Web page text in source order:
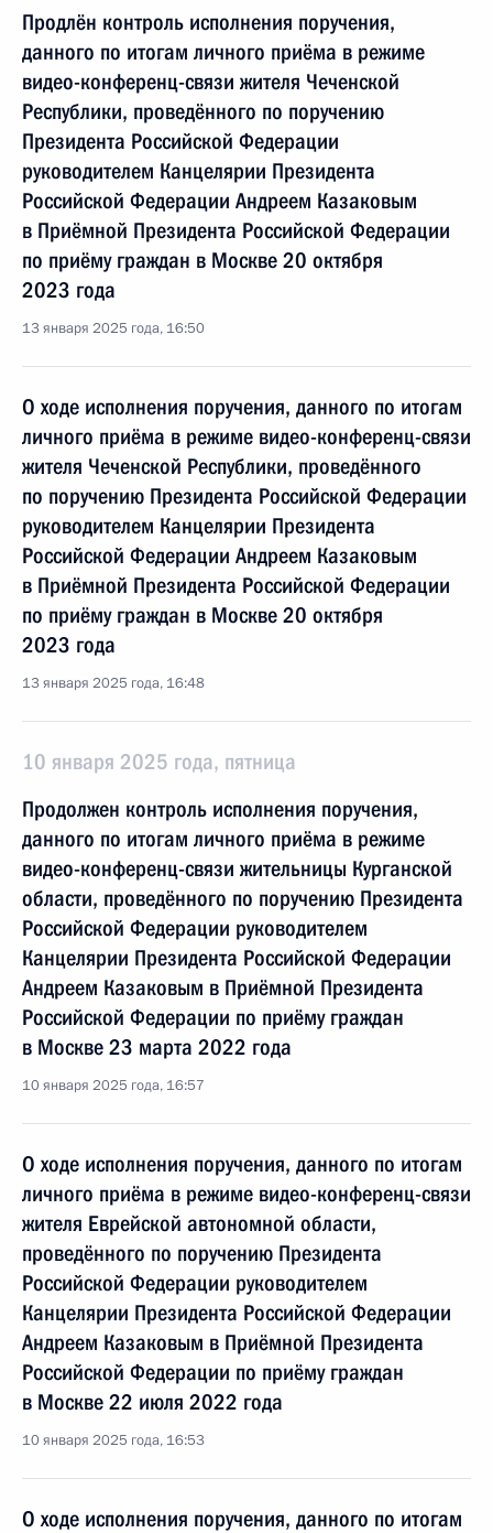
Продлён контроль исполнения поручения,
данного по итогам личного приёма в режиме
видео-конференц-связи жителя Чеченской
Республики, проведённого по поручению
Президента Российской Федерации
руководителем Канцелярии Президента
Российской Федерации Андреем Казаковым
в Приёмной Президента Российской Федерации
по приёму граждан в Москве 20 октября
2023 года
13 января 2025 года, 16:50
О ходе исполнения поручения, данного по итогам
личного приёма в режиме видео-конференц-связи
жителя Чеченской Республики, проведённого
по поручению Президента Российской Федерации
руководителем Канцелярии Президента
Российской Федерации Андреем Казаковым
в Приёмной Президента Российской Федерации
по приёму граждан в Москве 20 октября
2023 года
13 января 2025 года, 16:48
10 января 2025 года, пятница
Продолжен контроль исполнения поручения,
данного по итогам личного приёма в режиме
видео-конференц-связи жительницы Курганской
области, проведённого по поручению Президента
Российской Федерации руководителем
Канцелярии Президента Российской Федерации
Андреем Казаковым в Приёмной Президента
Российской Федерации по приёму граждан
в Москве 23 марта 2022 года
10 января 2025 года, 16:57
О ходе исполнения поручения, данного по итогам
личного приёма в режиме видео-конференц-связи
жителя Еврейской автономной области,
проведённого по поручению Президента
Российской Федерации руководителем
Канцелярии Президента Российской Федерации
Андреем Казаковым в Приёмной Президента
Российской Федерации по приёму граждан
в Москве 22 июля 2022 года
10 января 2025 года, 16:53
О ходе исполнения поручения, данного по итогам